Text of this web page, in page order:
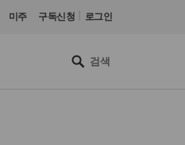
미주 구독신청 로그인